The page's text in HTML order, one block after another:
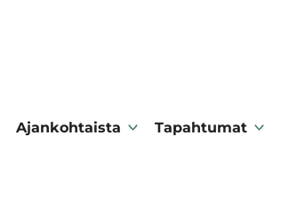
Ajankohtaista Tapahtumat